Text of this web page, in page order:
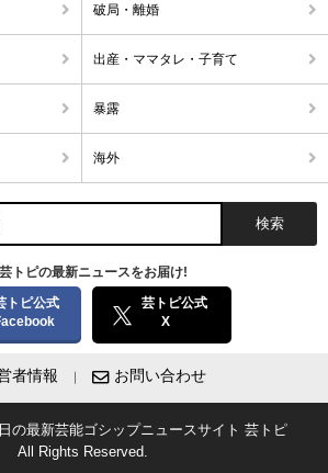
破局・離婚
出産・ママタレ・子育て
暴露
海外
芸トピの最新ニュースをお届け!
トピ公式
芸トピ公式
X
者情報 お問い合わせ
の最新芸能ゴシップニュースサイト 芸トピ
All Rights Reserved.